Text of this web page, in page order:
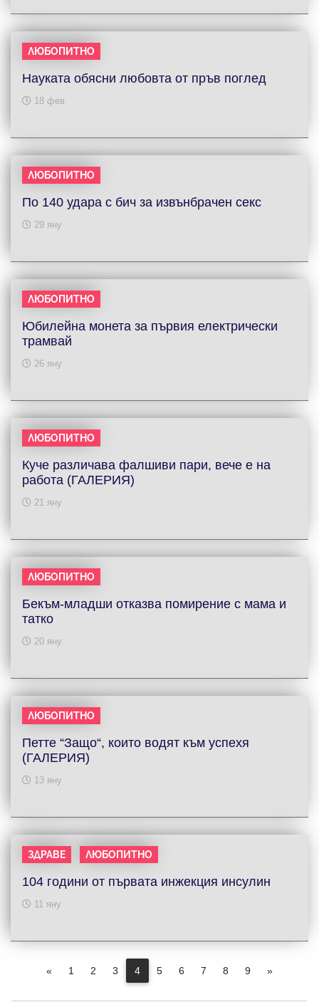
ЛЮБОПИТНО
Науката обясни любовта от пръв поглед
18 фев
ЛЮБОПИТНО
По 140 удара с бич за извънбрачен секс
29 яну
ЛЮБОПИТНО
Юбилейна монета за първия електрически
трамвай
26 яну
ЛЮБОПИТНО
Куче различава фалшиви пари, вече е на
работа (ГАЛЕРИЯ)
21 яну
ЛЮБОПИТНО
Бекъм-младши отказва помирение с мама и
татко
20 яну
ЛЮБОПИТНО
Петте “Защо“, които водят към успехя
(ГАЛЕРИЯ)
13 яну
ЗДРАВЕ ЛЮБОПИТНО
104 години от първата инжекция инсулин
11 яну
« 1 2 3 4 5 6 7 8 9 »